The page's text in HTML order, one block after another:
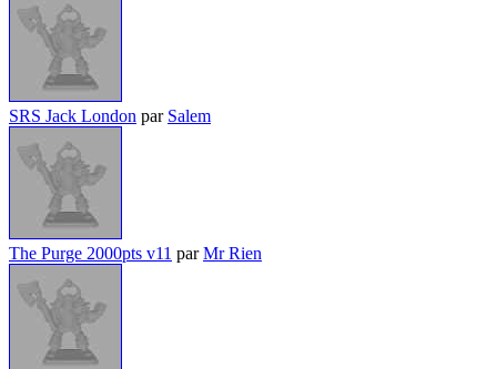
SRS Jack London par Salem
The Purge 2000pts v11 parMr Rien